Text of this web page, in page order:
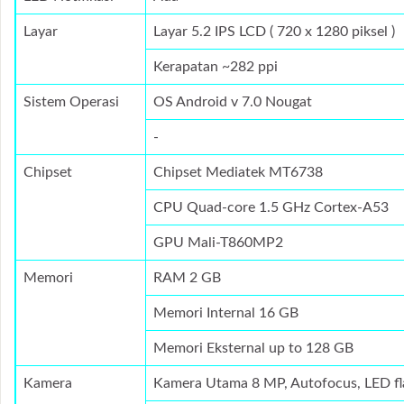
Layar Layar 5.2 IPS LCD ( 720 x 1280 piksel )
Kerapatan ~282 ppi
Sistem Operasi OS Android v 7.0 Nougat
-
Chipset Chipset Mediatek MT6738
CPU Quad-core 1.5 GHz Cortex-A53
GPU Mali-T860MP2
Memori RAM 2 GB
Memori Internal 16 GB
Memori Eksternal up to 128 GB
Kamera Kamera Utama 8 MP, Autofocus, LED